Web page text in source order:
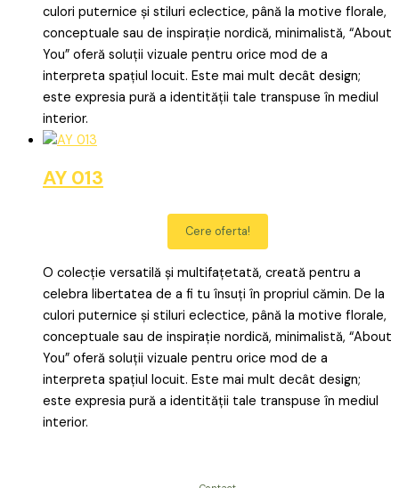
culori puternice și stiluri eclectice, până la motive florale,
conceptuale sau de inspirație nordică, minimalistă, “About
You” oferă soluții vizuale pentru orice mod de a
interpreta spațiul locuit. Este mai mult decât design;
este expresia pură a identității tale transpuse în mediul
interior.
AY 013
Cere oferta!
O colecție versatilă și multifațetată, creată pentru a
celebra libertatea de a fi tu însuți în propriul cămin. De la
culori puternice și stiluri eclectice, până la motive florale,
conceptuale sau de inspirație nordică, minimalistă, “About
You” oferă soluții vizuale pentru orice mod de a
interpreta spațiul locuit. Este mai mult decât design;
este expresia pură a identității tale transpuse în mediul
interior.